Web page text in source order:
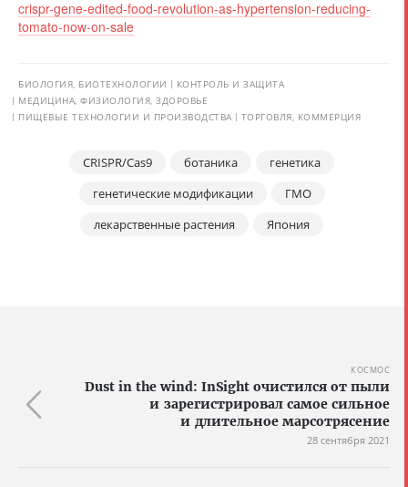
crispr-gene-edited-food-revolution-as-hypertension-reducing-
tomato-now-on-sale
БИОЛОГИЯ, БИОТЕХНОЛОГИИ
КОНТРОЛЬ И ЗАЩИТА
МЕДИЦИНА, ФИЗИОЛОГИЯ, ЗДОРОВЬЕ
ПИЩЕВЫЕ ТЕХНОЛОГИИ И ПРОИЗВОДСТВА
ТОРГОВЛЯ, КОММЕРЦИЯ
CRISPR/Cas9 ботаника
генетика
генетические модификации
ГМО
лекарственные растения
Япония
КОСМОС
Dust in the wind: InSight очистился от пыли
и зарегистрировал самое сильное
и длительное марсотрясение
28 сентября 2021